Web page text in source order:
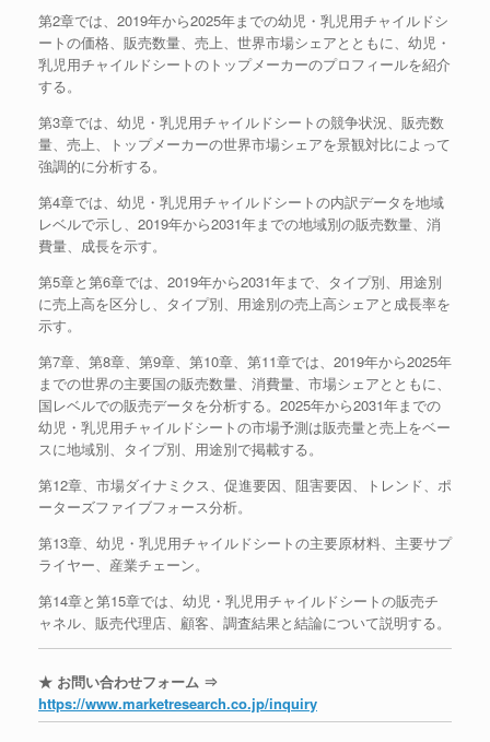
第2章では、2019年から2025年までの幼児・乳児用チャイルドシ
ートの価格、販売数量、売上、世界市場シェアとともに、幼児・
乳児用チャイルドシートのトップメーカーのプロフィールを紹介
する。
第3章では、幼児・乳児用チャイルドシートの競争状況、販売数
量、売上、トップメーカーの世界市場シェアを景観対比によって
強調的に分析する。
第4章では、幼児・乳児用チャイルドシートの内訳データを地域
レベルで示し、2019年から2031年までの地域別の販売数量、消
費量、成長を示す。
第5章と第6章では、2019年から2031年まで、タイプ別、用途別
に売上高を区分し、タイプ別、用途別の売上高シェアと成長率を
示す。
第7章、第8章、第9章、第10章、第11章では、2019年から2025年
までの世界の主要国の販売数量、消費量、市場シェアとともに、
国レベルでの販売データを分析する。2025年から2031年までの
幼児・乳児用チャイルドシートの市場予測は販売量と売上をベー
スに地域別、タイプ別、用途別で掲載する。
第12章、市場ダイナミクス、促進要因、阻害要因、トレンド、ポ
ーターズファイブフォース分析。
第13章、幼児・乳児用チャイルドシートの主要原材料、主要サプ
ライヤー、産業チェーン。
第14章と第15章では、幼児・乳児用チャイルドシートの販売チ
ャネル、販売代理店、顧客、調査結果と結論について説明する。
★ お問い合わせフォーム ⇒
https://www.marketresearch.co.jp/inquiry